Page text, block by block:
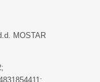
MOSTAR